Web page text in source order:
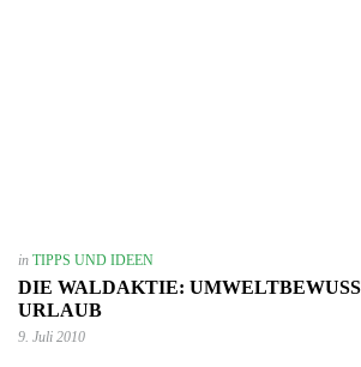
in TIPPS UND IDEEN
DIE WALDAKTIE:
RLAUB
9. Juli 2010